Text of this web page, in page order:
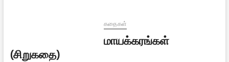
கதைகள்
மாயக்கரங்கள்
(சிறுகதை)